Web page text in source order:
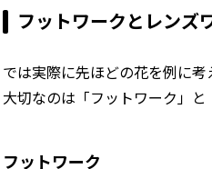
フットワークとレンズ
では実際に先ほどの花を例に考
大切なのは「フットワーク」と
フットワーク